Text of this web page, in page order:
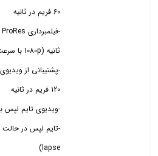
60 فریم در ثانیه
120 فریم در ثانیه
lapse)